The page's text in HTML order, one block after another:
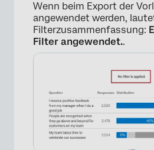
Wenn beim Export der
angewendet werden,
Filterzusammenfassung:
Filter angewendet..